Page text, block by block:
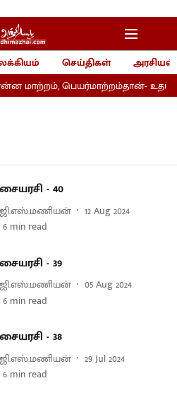
செய்திகள்
அரசியல்
மாற்றம், பெயர்மாற்றம்தான்-
- 40
12 Aug 2024
6 min read
- 39
05 Aug 2024
6 min read
- 38
29 Jul 2024
6 min read